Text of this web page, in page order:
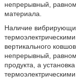
непрерывный,
материала.
Наличие
вертикального
непрерывный,
продукта, а